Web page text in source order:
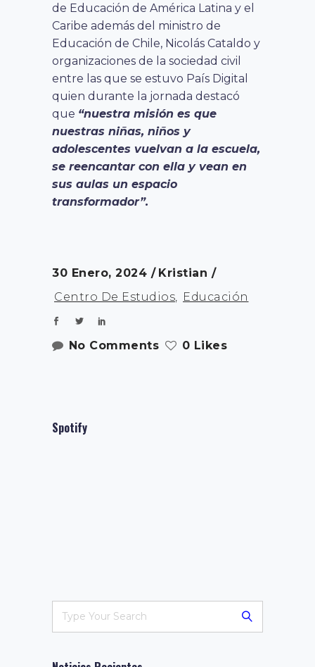
de Educación de América Latina y el
Caribe además del ministro de
Educación de Chile, Nicolás Cataldo y
organizaciones de la sociedad civil
entre las que se estuvo País Digital
quien durante la jornada destacó
que “nuestra misión es que
nuestras niñas, niños y
adolescentes vuelvan a la escuela,
se reencantar con ella y vean en
sus aulas un espacio
transformador”.
30 Enero, 2024
Kristian
Centro De Estudios
Educación
No Comments 0 Likes
Spotify